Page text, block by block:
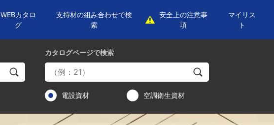
WEBカタロ
グ
支持材の組み合わせで検
索
安全上の注意事
項
マイリス
ト
カタログページで検索
電設資材 空調衛生資材